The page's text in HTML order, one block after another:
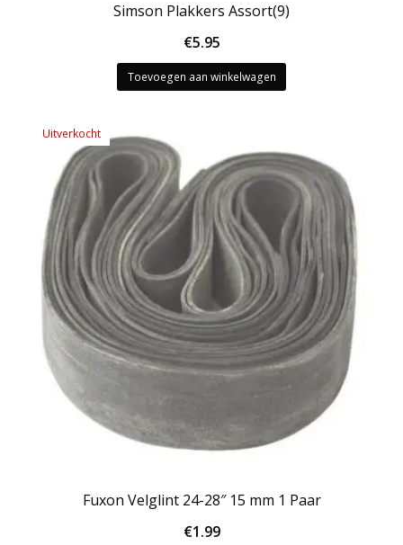
Simson Plakkers Assort(9)
€5.95
Toevoegen aan winkelwagen
Uitverkocht
Fuxon Velglint 24-28″ 15 mm 1 Paar
€1.99